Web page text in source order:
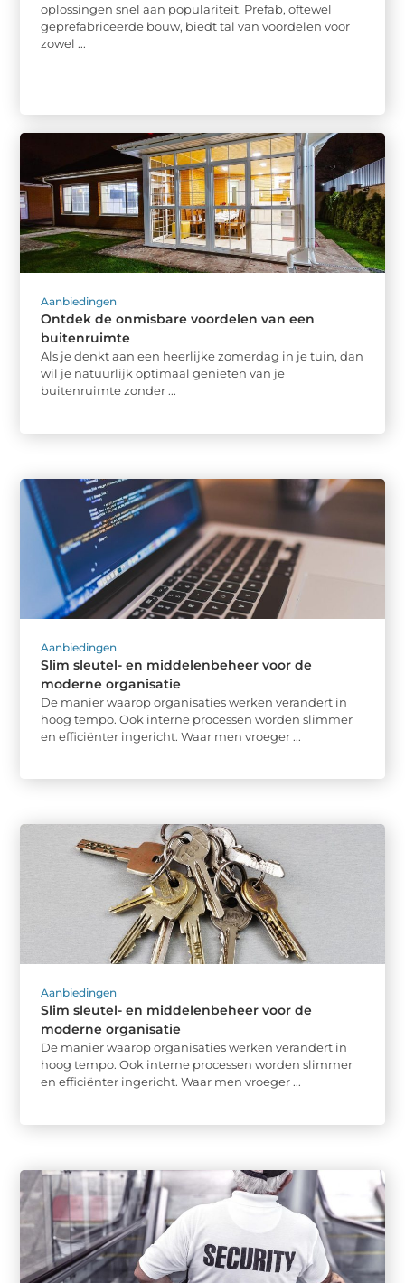
oplossingen snel aan populariteit. Prefab, oftewel
geprefabriceerde bouw, biedt tal van voordelen voor
zowel ...
Aanbiedingen
Ontdek de onmisbare voordelen van een
buitenruimte
Als je denkt aan een heerlijke zomerdag in je tuin, dan
wil je natuurlijk optimaal genieten van je
buitenruimte zonder ...
Aanbiedingen
Slim sleutel- en middelenbeheer voor de
moderne organisatie
De manier waarop organisaties werken verandert in
hoog tempo. Ook interne processen worden slimmer
en efficiënter ingericht. Waar men vroeger ...
Aanbiedingen
Slim sleutel- en middelenbeheer voor de
moderne organisatie
De manier waarop organisaties werken verandert in
hoog tempo. Ook interne processen worden slimmer
en efficiënter ingericht. Waar men vroeger ...